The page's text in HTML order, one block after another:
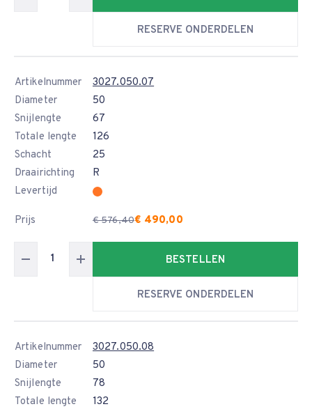
RESERVE ONDERDELEN
Artikelnummer
3027.050.07
Diameter
50
Snijlengte
67
Totale lengte
126
Schacht
25
Draairichting
R
Levertijd
Prijs € 576,40€ 490,00
BESTELLEN
RESERVE ONDERDELEN
Artikelnummer
3027.050.08
Diameter
50
Snijlengte
78
Totale lengte
132